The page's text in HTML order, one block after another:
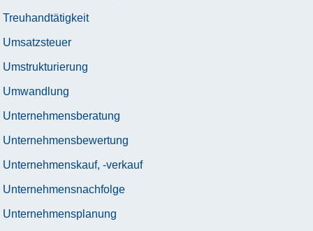
Treuhandtätigkeit
Umsatzsteuer
Umstrukturierung
Umwandlung
Unternehmensberatung
Unternehmensbewertung
Unternehmenskauf, -verkauf
Unternehmensnachfolge
Unternehmensplanung